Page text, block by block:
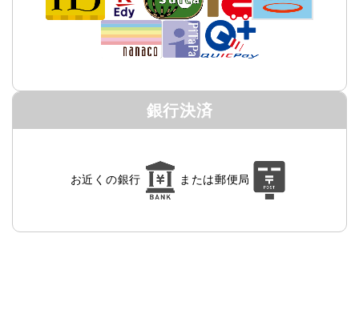
銀行決済
お近くの銀行 または郵便局